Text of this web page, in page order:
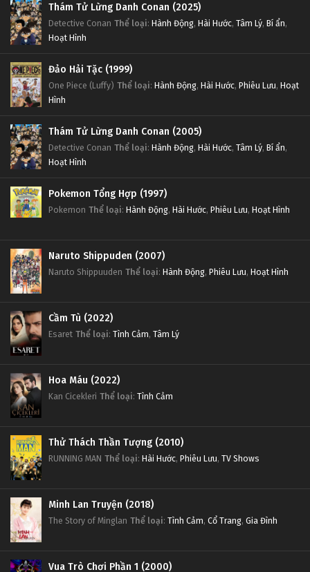
Thám Tử Lừng Danh Conan (2025)
Detective Conan Thể loại: Hành Động, Hài Hước, Tâm Lý, Bí ẩn,
Hoạt Hình
Đảo Hải Tặc (1999)
One Piece (Luffy) Thể loại: Hành Động, Hài Hước, Phiêu Lưu, Hoạt
Hình
Thám Tử Lừng Danh Conan (2005)
Detective Conan Thể loại: Hành Động, Hài Hước, Tâm Lý, Bí ẩn,
Hoạt Hình
Pokemon Tổng Hợp (1997)
Pokemon Thể loại: Hành Động, Hài Hước, Phiêu Lưu, Hoạt Hình
Naruto Shippuden (2007)
Naruto Shippuuden Thể loại: Hành Động, Phiêu Lưu, Hoạt Hình
Cầm Tù (2022)
Esaret Thể loại: Tình Cảm, Tâm Lý
Hoa Máu (2022)
Kan Cicekleri Thể loại: Tình Cảm
Thử Thách Thần Tượng (2010)
RUNNING MAN Thể loại: Hài Hước, Phiêu Lưu, TV Shows
Minh Lan Truyện (2018)
The Story of Minglan Thể loại: Tình Cảm, Cổ Trang, Gia Đình
Vua Trò Chơi Phần 1 (2000)